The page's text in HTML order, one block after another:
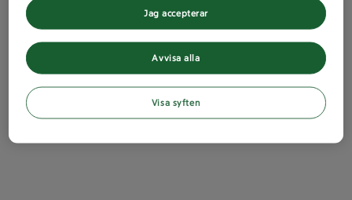
Avvisa alla
Jag accepterar
Visa syften